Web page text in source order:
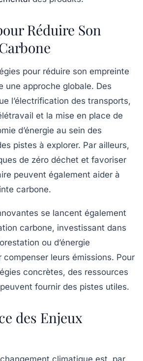
Réduire Son
pour réduire son empreinte
une approche globale. Des
l’électrification des transports,
et la mise en place de
d’énergie au sein des
pistes à explorer. Par ailleurs,
de zéro déchet et favoriser
peuvent également aider à
carbone.
se lancent également
carbone, investissant dans
ou d’énergie
compenser leurs émissions. Pour
concrètes, des ressources
peuvent fournir des pistes utiles.
des Enjeux